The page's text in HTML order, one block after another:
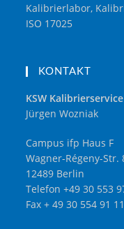
Kalibrierlabor,
ISO 17025
KONTAKT
KSW
Jürgen Wozniak
Campus ifp Haus F
Wagner-Régeny-Str.
12489 Berlin
Telefon +49 30 553
Fax + 49 30 554 91